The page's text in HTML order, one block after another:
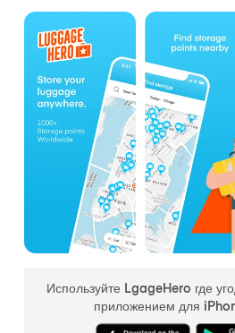
Используйте LgageHero где
приложением для